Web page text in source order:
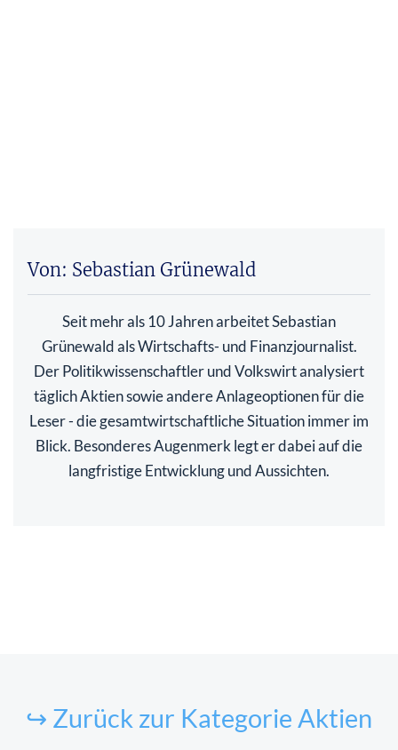
Von: Sebastian Grünewald
Seit mehr als 10 Jahren arbeitet Sebastian
Grünewald als Wirtschafts- und Finanzjournalist.
Der Politikwissenschaftler und Volkswirt analysiert
täglich Aktien sowie andere Anlageoptionen für die
Leser - die gesamtwirtschaftliche Situation immer im
Blick. Besonderes Augenmerk legt er dabei auf die
langfristige Entwicklung und Aussichten.
↪ Zurück zur Kategorie Aktien